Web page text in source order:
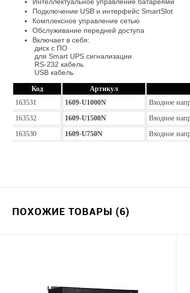
Подключение USB и интерфейс SmartSlot
Комплексное управление сетью
Обслуживание передней доступа
Включает в себя:
диск с ПО
для Smart UPS сигнализации
RS-232 кабель
USB кабель
Код Артикул
163531
1609-U1000N Входное
163532 1609-U1500N Входное
163530 1609-U750N Входное
ПОХОЖИЕ ТОВАРЫ (6)